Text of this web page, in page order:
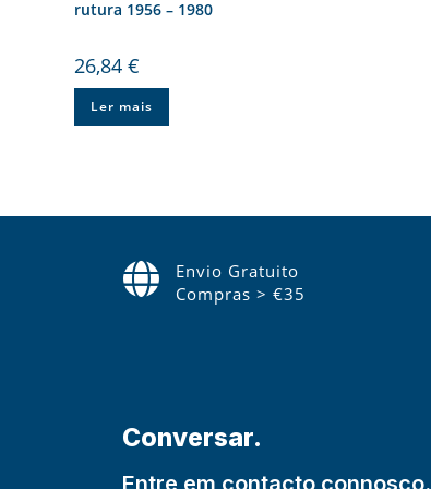
rutura 1956 – 1980
26,84€
Ler mais
Envio Gratuito
Compras > €35
Conversar.
Entre em contacto connosco.